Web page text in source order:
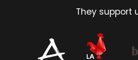
They support